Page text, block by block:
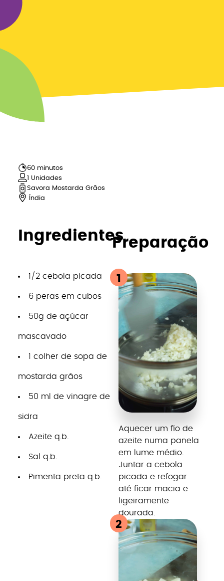
60 minutos
1 Unidades
Savora Mostarda Grãos
Índia
Ingredientes
1/2 cebola picada
6 peras em cubos
50g de açúcar
mascavado
1 colher de sopa de
mostarda grãos
50 ml de vinagre de
sidra
Azeite q.b.
Sal q.b.
Pimenta preta q.b.
Preparação
1
Aquecer um fio de
azeite numa panela
em lume médio.
Juntar a cebola
picada e refogar
até ficar macia e
ligeiramente
dourada.
2